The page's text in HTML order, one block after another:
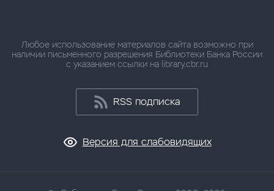
Любое использование материалов сайта возможно при
наличии письменного разрешения Библиотеки Банка России
с указанием ссылки на library.cbr.ru
RSS подписка
Версия для слабовидящих